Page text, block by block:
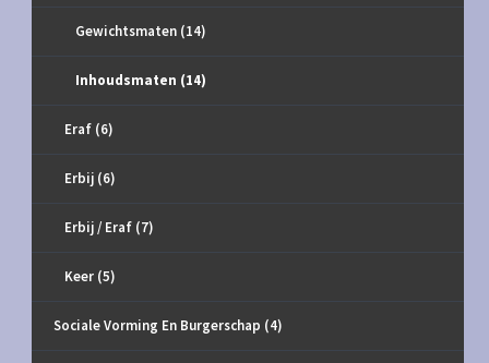
Gewichtsmaten (14)
Inhoudsmaten (14)
Eraf (6)
Erbij (6)
Erbij / Eraf (7)
Keer (5)
Sociale Vorming En Burgerschap (4)